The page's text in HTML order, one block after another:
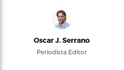
Oscar J. Serrano
Periodista Editor